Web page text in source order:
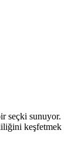
seçki sunuyor.
keşfetmek